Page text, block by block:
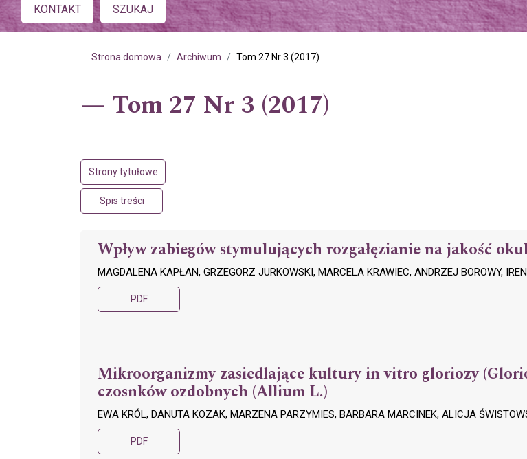
Main menu
KONTAKT SZUKAJ
Strona domowa Archiwum Tom 27 Nr 3 (2017)
Tom 27 Nr 3 (2017)
Strony tytułowe
Spis treści
Wpływ zabiegów stymulujących rozgałęzianie na jakość
MAGDALENA KAPŁAN, GRZEGORZ JURKOWSKI, MARCELA KRAWIEC, ANDRZEJ BOROWY,
PDF
Mikroorganizmy zasiedlające kultury in vitro gloriozy
czosnków ozdobnych (Allium L.)
EWA KRÓL, DANUTA KOZAK, MARZENA PARZYMIES, BARBARA MARCINEK, ALICJA
PDF